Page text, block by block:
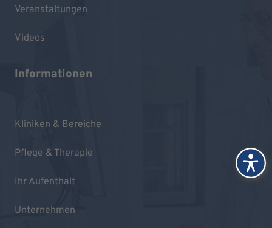
Veranstaltungen
Videos
Informationen
Kliniken & Bereiche
Pflege & Therapie
Ihr Aufenthalt
Unternehmen